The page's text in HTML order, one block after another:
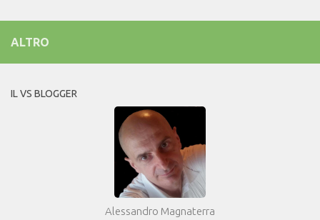
ALTRO
IL VS BLOGGER
Alessandro Magnaterra